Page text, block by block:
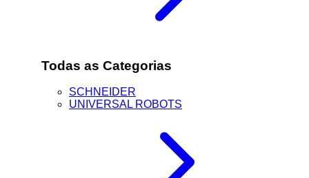
Todas as Categorias
SCHNEIDER
UNIVERSAL ROBOTS